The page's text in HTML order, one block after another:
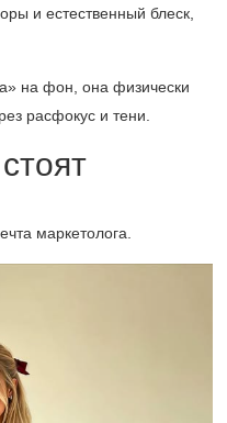
и естественный блеск,
на фон, она физически
расфокус и тени.
маркетолога.